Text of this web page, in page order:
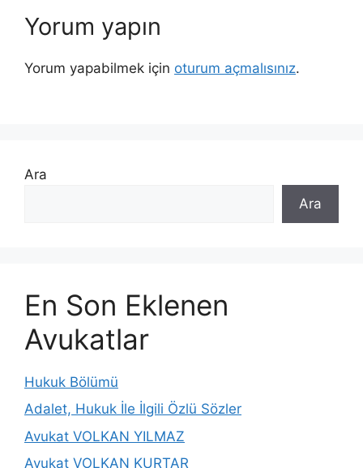
Yorum yapın
Yorum yapabilmek için oturum açmalısınız.
Ara
Ara
En Son Eklenen
Avukatlar
Hukuk Bölümü
Adalet, Hukuk İle İlgili Özlü Sözler
Avukat VOLKAN YILMAZ
Avukat VOLKAN KURTAR